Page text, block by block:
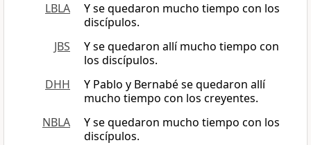
LBLA
Y se quedaron mucho tiempo con los
discípulos.
JBS
Y se quedaron allí mucho tiempo con
los discípulos.
DHH
Y Pablo y Bernabé se quedaron allí
mucho tiempo con los creyentes.
NBLA
Y se quedaron mucho tiempo con los
discípulos.